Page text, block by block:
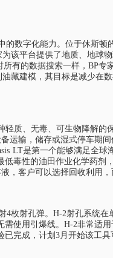
数字化能力。位于休斯顿
该平台提供了地质、地球
有的数据搜索一样，BP专
藏建模，其目标是减少在
轻质、无毒、可生物降解
运输，储存或湿式停车期
LT是第一个能够满足全
毒性的油田作业化学药剂
，客户可以选择回收利用，
4枚射孔弹。H-2射孔系统
使用引爆线。H-2非常适
完成，计划3月开始该工